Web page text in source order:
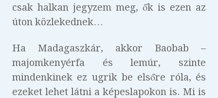
csak halkan jegyzem meg, ők is ezen az
úton közlekednek…
Ha Madagaszkár, akkor Baobab –
majomkenyérfa és lemúr, szinte
mindenkinek ez ugrik be elsőre róla, és
ezeket lehet látni a képeslapokon is. Mi is